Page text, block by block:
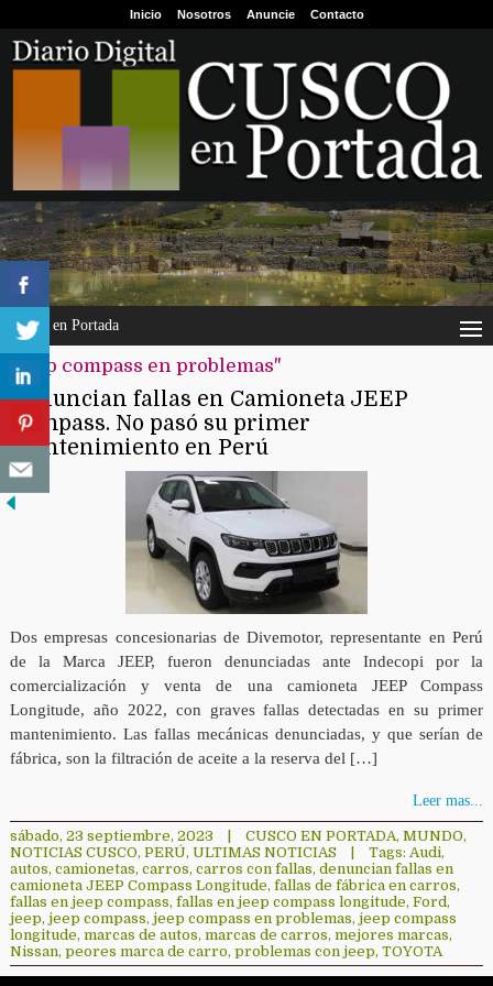
Inicio Nosotros Anuncie Contacto
Cusco en Portada
"jeep compass en problemas"
Denuncian fallas en Camioneta JEEP
Compass. No pasó su primer
mantenimiento en Perú
Dos empresas concesionarias de Divemotor, representante en Perú
de la Marca JEEP, fueron denunciadas ante Indecopi por la
comercialización y venta de una camioneta JEEP Compass
Longitude, año 2022, con graves fallas detectadas en su primer
mantenimiento. Las fallas mecánicas denunciadas, y que serían de
fábrica, son la filtración de aceite a la reserva del […]
Leer mas...
sábado, 23 septiembre, 2023 CUSCO EN PORTADA, MUNDO,
NOTICIAS CUSCO, PERÚ, ULTIMAS NOTICIAS Tags: Audi,
autos, camionetas, carros, carros con fallas, denuncian fallas en
camioneta JEEP Compass Longitude, fallas de fábrica en carros,
fallas en jeep compass, fallas en jeep compass longitude, Ford,
jeep, jeep compass, jeep compass en problemas, jeep compass
longitude, marcas de autos, marcas de carros, mejores marcas,
Nissan, peores marca de carro, problemas con jeep, TOYOTA